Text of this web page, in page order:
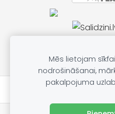
★★★★★
Mēs lietojam
nodrošināšanai,
pakalpojuma